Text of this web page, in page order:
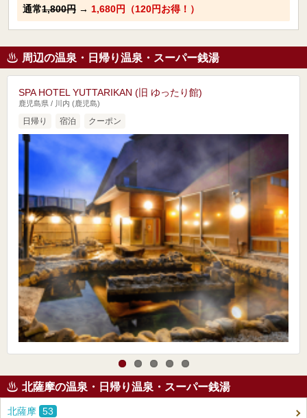
通常1,800円 → 1,680円（120円お得！）
周辺の温泉・日帰り温泉・スーパー銭湯
SPA HOTEL YUTTARIKAN (旧 ゆったり館)
鹿児島県 / 川内 (鹿児島)
日帰り 宿泊 クーポン
北薩摩の温泉・日帰り温泉・スーパー銭湯
北薩摩 53